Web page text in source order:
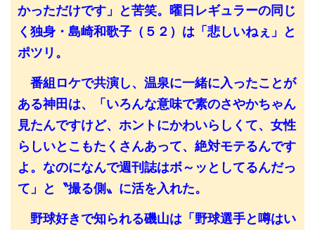
かっただけです」と苦笑。曜日レギュラーの同じ
く独身・島崎和歌子（５２）は「悲しいねぇ」と
ポツリ。
番組ロケで共演し、温泉に一緒に入ったことが
ある神田は、「いろんな意味で素のさやかちゃん
見たんですけど、ホントにかわいらしくて、女性
らしいとこもたくさんあって、絶対モテるんです
よ。なのになんで週刊誌はボ～ッとしてるんだっ
て」と〝撮る側〟に活を入れた。
野球好きで知られる磯山は「野球選手と噂はい